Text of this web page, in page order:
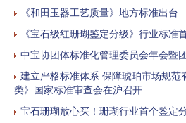
《和田玉器工艺质量》地方标准出台
《宝石级红珊瑚鉴定分级》行业标准
中宝协团体标准化管理委员会年会暨
建立严格标准体系 保障琥珀市场规
类》国家标准审查会在沪召开
宝石珊瑚放心买！珊瑚行业首个鉴定